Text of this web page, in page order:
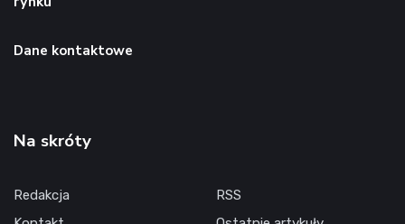
Dane kontaktowe
Na skróty
Redakcja
RSS